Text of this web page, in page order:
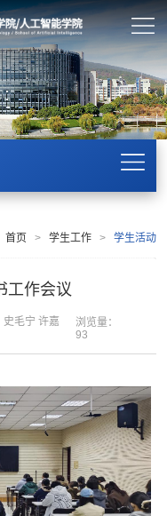
首页 > 学生工作 > 学生活动
工作会议
史毛宁 许嘉
浏览量：
93